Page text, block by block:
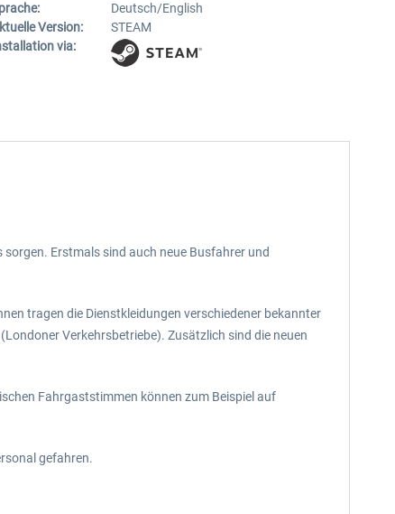
Deutsch/English
Version:
STEAM
via:
Erstmals sind auch neue Busfahrer und
tragen die Dienstkleidungen verschiedener bekannter
Verkehrsbetriebe). Zusätzlich sind die neuen
Fahrgaststimmen können zum Beispiel auf
gefahren.